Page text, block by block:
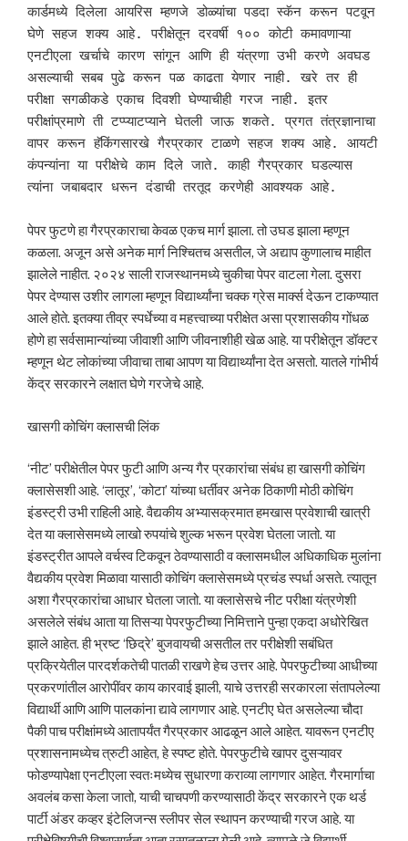
कार्डमध्ये दिलेला आयरिस म्हणजे डोळ्यांचा पडदा स्कॅन करून पटवून
घेणे सहज शक्य आहे. परीक्षेतून दरवर्षी १०० कोटी कमावणाऱ्या
एनटीएला खर्चाचे कारण सांगून आणि ही यंत्रणा उभी करणे अवघड
असल्याची सबब पुढे करून पळ काढता येणार नाही. खरे तर ही
परीक्षा सगळीकडे एकाच दिवशी घेण्याचीही गरज नाही. इतर
परीक्षांप्रमाणे ती टप्प्याटप्याने घेतली जाऊ शकते. प्रगत तंत्रज्ञानाचा
वापर करून हॅकिंगसारखे गैरप्रकार टाळणे सहज शक्य आहे. आयटी
कंपन्यांना या परीक्षेचे काम दिले जाते. काही गैरप्रकार घडल्यास
त्यांना जबाबदार धरून दंडाची तरतूद करणेही आवश्यक आहे.
पेपर फुटणे हा गैरप्रकाराचा केवळ एकच मार्ग झाला. तो उघड झाला म्हणून
कळला. अजून असे अनेक मार्ग निश्चितच असतील, जे अद्याप कुणालाच माहीत
झालेले नाहीत. २०२४ साली राजस्थानमध्ये चुकीचा पेपर वाटला गेला. दुसरा
पेपर देण्यास उशीर लागला म्हणून विद्यार्थ्यांना चक्क ग्रेस मार्क्स देऊन टाकण्यात
आले होते. इतक्या तीव्र स्पर्धेच्या व महत्त्वाच्या परीक्षेत असा प्रशासकीय गोंधळ
होणे हा सर्वसामान्यांच्या जीवाशी आणि जीवनाशीही खेळ आहे. या परीक्षेतून डॉक्टर
म्हणून थेट लोकांच्या जीवाचा ताबा आपण या विद्यार्थ्यांना देत असतो. यातले गांभीर्य
केंद्र सरकारने लक्षात घेणे गरजेचे आहे.
खासगी कोचिंग क्लासची लिंक
‘नीट’ परीक्षेतील पेपर फुटी आणि अन्य गैर प्रकारांचा संबंध हा खासगी कोचिंग
क्लासेसशी आहे. ‘लातूर’, ‘कोटा’ यांच्या धर्तीवर अनेक ठिकाणी मोठी कोचिंग
इंडस्ट्री उभी राहिली आहे. वैद्यकीय अभ्यासक्रमात हमखास प्रवेशाची खात्री
देत या क्लासेसमध्ये लाखो रुपयांचे शुल्क भरून प्रवेश घेतला जातो. या
इंडस्ट्रीत आपले वर्चस्व टिकवून ठेवण्यासाठी व क्लासमधील अधिकाधिक मुलांना
वैद्यकीय प्रवेश मिळावा यासाठी कोचिंग क्लासेसमध्ये प्रचंड स्पर्धा असते. त्यातून
अशा गैरप्रकारांचा आधार घेतला जातो. या क्लासेसचे नीट परीक्षा यंत्रणेशी
असलेले संबंध आता या तिसऱ्या पेपरफुटीच्या निमित्ताने पुन्हा एकदा अधोरेखित
झाले आहेत. ही भ्रष्ट ‘छिद्रे’ बुजवायची असतील तर परीक्षेशी सबंधित
प्रक्रियेतील पारदर्शकतेची पातळी राखणे हेच उत्तर आहे. पेपरफुटीच्या आधीच्या
प्रकरणांतील आरोपींवर काय कारवाई झाली, याचे उत्तरही सरकारला संतापलेल्या
विद्यार्थी आणि आणि पालकांना द्यावे लागणार आहे. एनटीए घेत असलेल्या चौदा
पैकी पाच परीक्षांमध्ये आतापर्यंत गैरप्रकार आढळून आले आहेत. यावरून एनटीए
प्रशासनामध्येच त्रुटी आहेत, हे स्पष्ट होते. पेपरफुटीचे खापर दुसऱ्यावर
फोडण्यापेक्षा एनटीएला स्वतःमध्येच सुधारणा कराव्या लागणार आहेत. गैरमार्गाचा
अवलंब कसा केला जातो, याची चाचपणी करण्यासाठी केंद्र सरकारने एक थर्ड
पार्टी अंडर कव्हर इंटेलिजन्स स्लीपर सेल स्थापन करण्याची गरज आहे. या